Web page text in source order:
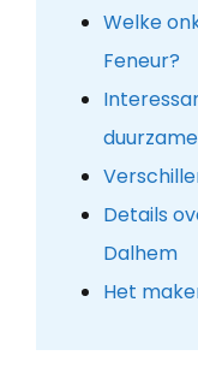
Welke
Feneur?
Details
Dalhem
Het